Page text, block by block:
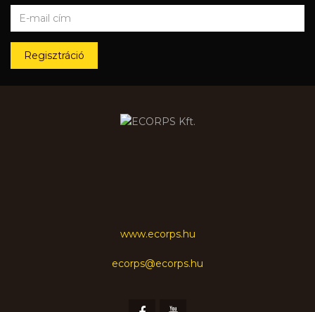
Regisztráció
www.ecorps.hu
ecorps@ecorps.hu